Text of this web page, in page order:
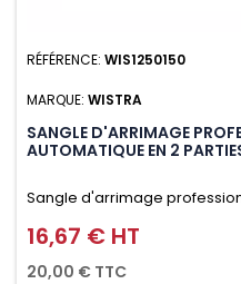
RÉFÉRENCE: WIS1250150
MARQUE: WISTRA
SANGLE D'ARRIMAGE
AUTOMATIQUE EN 2
Sangle d'arrimage
avec crochet S en 2 parties
rapide d'utilisation. Permet
Prix
16,67 € HT
20,00 € TTC